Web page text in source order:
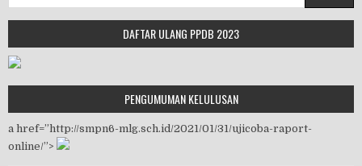
DAFTAR ULANG PPDB 2023
PENGUMUMAN KELULUSAN
a href=”http://smpn6-mlg.sch.id/2021/01/31/ujicoba-raport-
online/”>